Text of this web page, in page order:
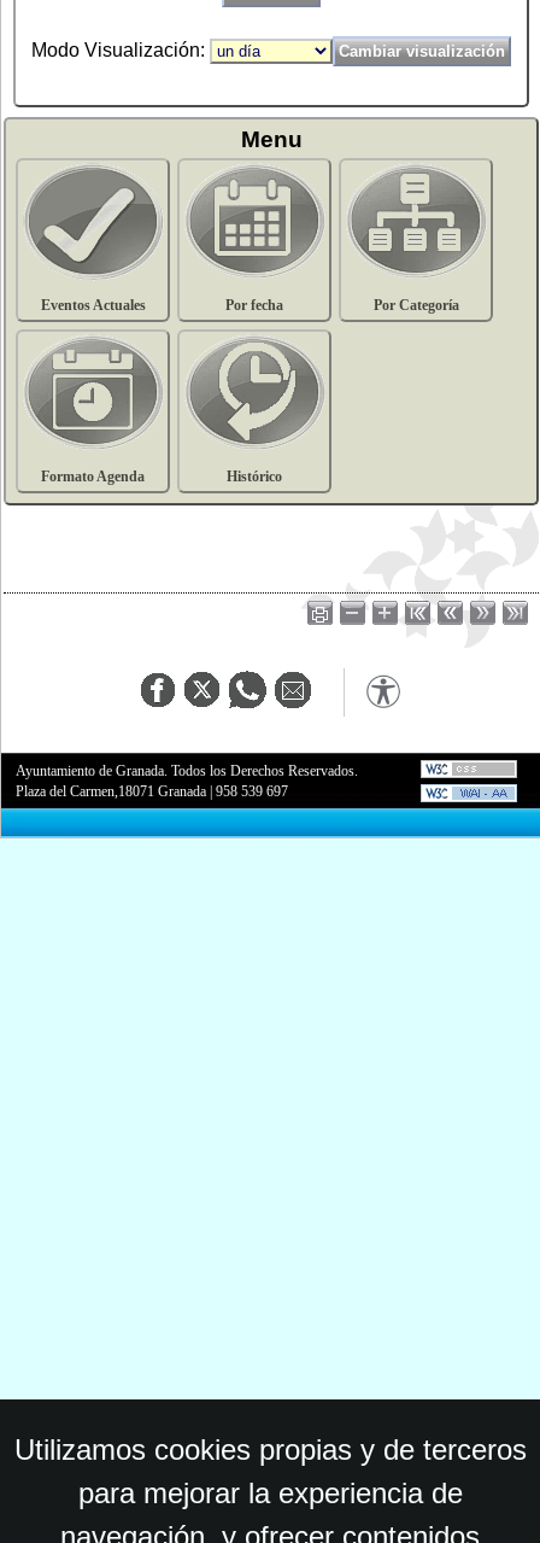
Modo Visualización:
Menu
Eventos Actuales Por fecha Por Categoría
Formato Agenda Histórico
Ayuntamiento de Granada. Todos los Derechos Reservados.
Plaza del Carmen,18071 Granada |958 539 697
Utilizamos cookies propias y de terceros
para mejorar la experiencia de
navegación, y ofrecer contenidos